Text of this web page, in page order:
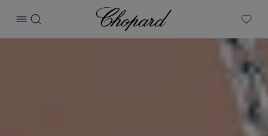
打开菜单
搜索 Chopard My